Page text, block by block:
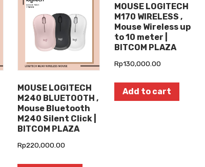
MOUSE LOGITECH
M240 BLUETOOTH ,
Mouse Bluetooth
M240 Silent Click |
BITCOM PLAZA
Rp220,000.00
MOUSE LOGITECH
M170 WIRELESS ,
Mouse Wireless up
to 10 meter |
BITCOM PLAZA
Rp130,000.00
Add to cart